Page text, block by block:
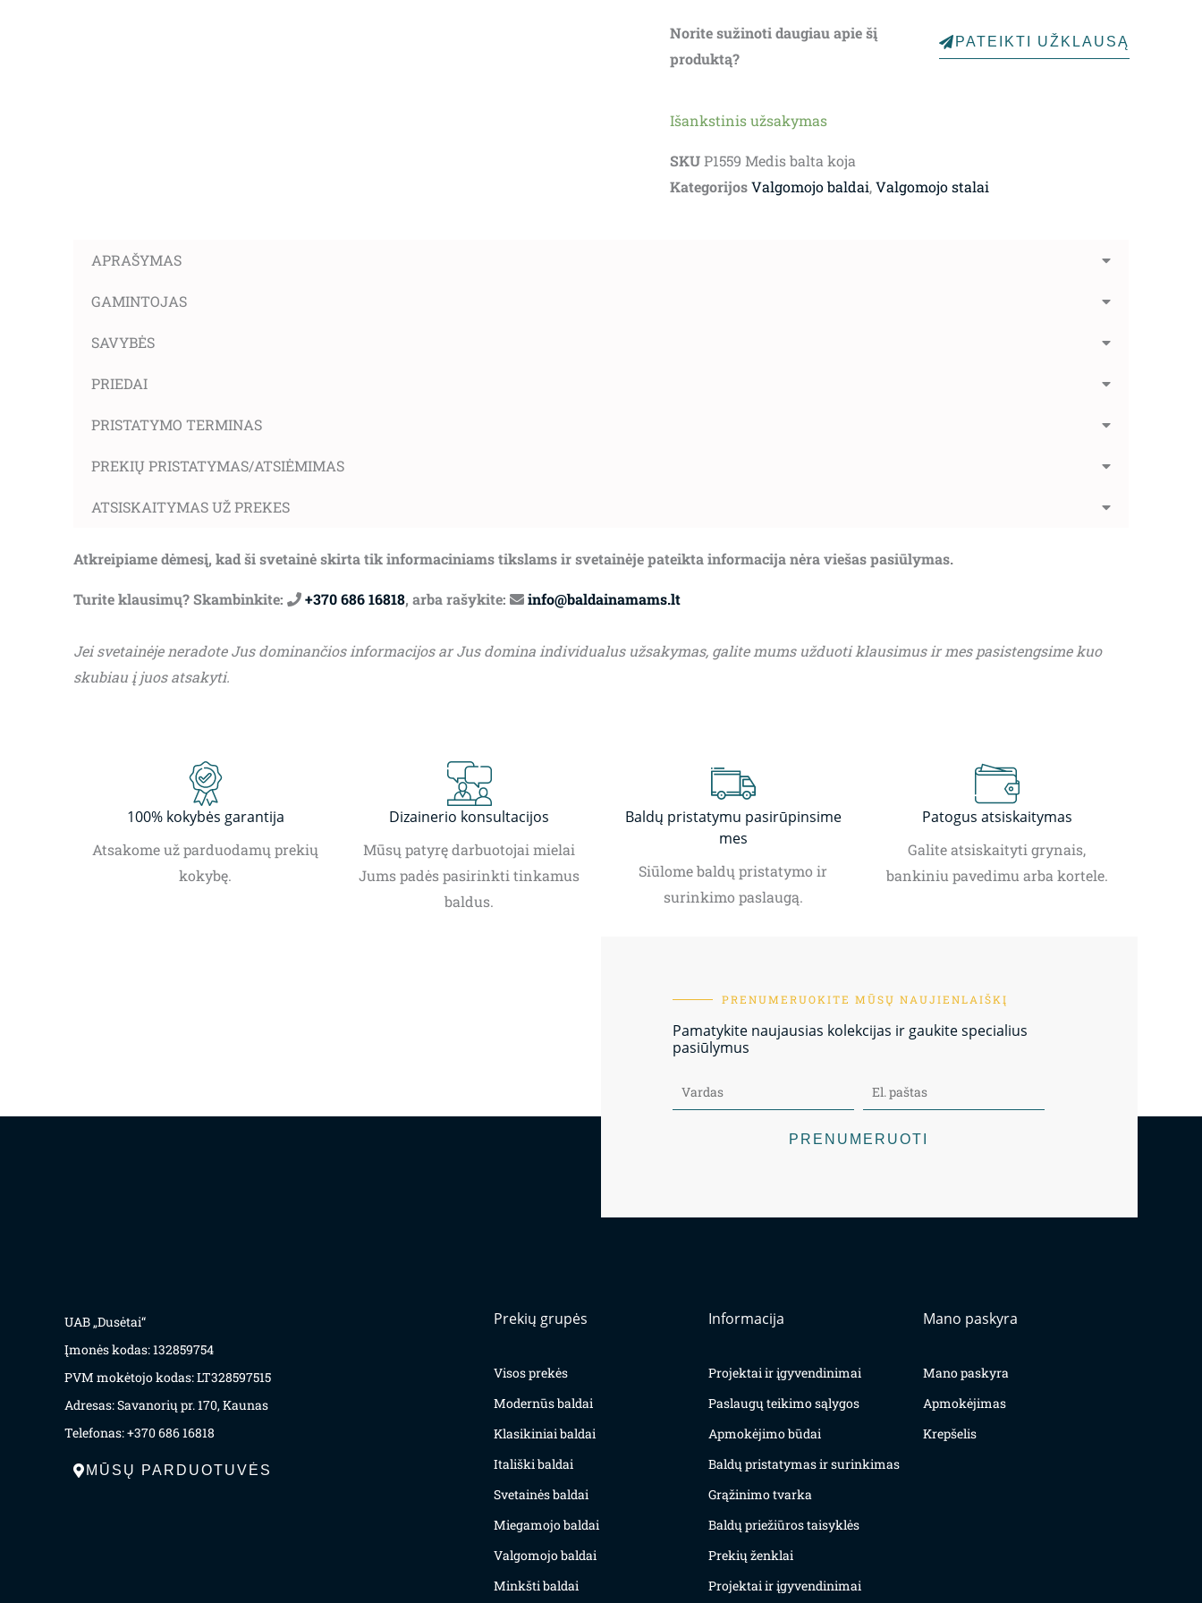
Norite sužinoti daugiau apie šį
produktą?
PATEIKTI UŽKLAUSĄ
Išankstinis užsakymas
SKUP1559 Medis balta koja
KategorijosValgomojo baldai,Valgomojo stalai
APRAŠYMAS
GAMINTOJAS
SAVYBĖS
PRIEDAI
PRISTATYMO TERMINAS
PREKIŲ PRISTATYMAS/ATSIĖMIMAS
ATSISKAITYMAS UŽ PREKES
Atkreipiame dėmesį, kad ši svetainė skirta tik informaciniams tikslams ir svetainėje pateikta informacija nėra viešas pasiūlymas.
Turite klausimų? Skambinkite: +370 686 16818, arba rašykite: info@baldainamams.lt
Jei svetainėje neradote Jus dominančios informacijos ar Jus domina individualus užsakymas, galite mums užduoti klausimus ir mes pasistengsime kuo
skubiau į juos atsakyti.
100% kokybės garantija
Atsakome už parduodamų prekių
kokybę.
Dizainerio konsultacijos
Mūsų patyrę darbuotojai mielai
Jums padės pasirinkti tinkamus
baldus.
Baldų pristatymu pasirūpinsime
mes
Siūlome baldų pristatymo ir
surinkimo paslaugą.
Patogus atsiskaitymas
Galite atsiskaityti grynais,
bankiniu pavedimu arba kortele.
PRENUMERUOKITE MŪSŲ NAUJIENLAIŠKĮ
Pamatykite naujausias kolekcijas ir gaukite specialius
pasiūlymus
PRENUMERUOTI
UAB „Dusėtai“
Įmonės kodas: 132859754
PVM mokėtojo kodas: LT328597515
Adresas: Savanorių pr. 170, Kaunas
Telefonas: +370 686 16818
MŪSŲ PARDUOTUVĖS
Prekių grupės
Visos prekės
Modernūs baldai
Klasikiniai baldai
Itališki baldai
Svetainės baldai
Miegamojo baldai
Valgomojo baldai
Minkšti baldai
Informacija
Projektai ir įgyvendinimai
Paslaugų teikimo sąlygos
Apmokėjimo būdai
Baldų pristatymas ir surinkimas
Grąžinimo tvarka
Baldų priežiūros taisyklės
Prekių ženklai
Projektai ir įgyvendinimai
Mano paskyra
Mano paskyra
Apmokėjimas
Krepšelis